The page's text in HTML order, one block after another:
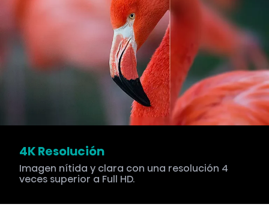
4K Resolución
Imagen nítida y clara con una resolución 4
veces superior a Full HD.